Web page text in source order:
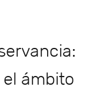
ámbito